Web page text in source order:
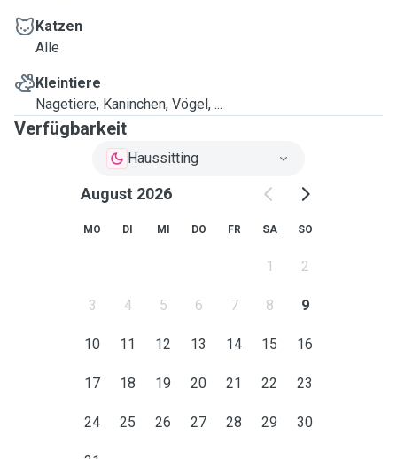
Katzen
Alle
Kleintiere
Nagetiere, Kaninchen, Vögel, ...
Verfügbarkeit
Haussitting
August 2026
MO DI MI DO FR SA SO
1 2
3 4 5 6 7 8 9
10 11 12 13 14 15 16
17 18 19 20 21 22 23
24 25 26 27 28 29 30